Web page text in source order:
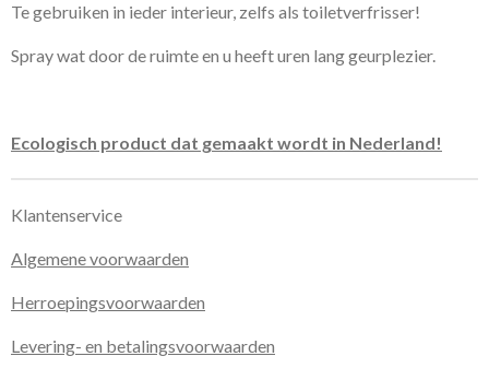
Te gebruiken in ieder interieur, zelfs als toiletverfrisser!
Spray wat door de ruimte en u heeft uren lang geurplezier.
Ecologisch product dat gemaakt wordt in Nederland!
Klantenservice
Algemene voorwaarden
Herroepingsvoorwaarden
Levering- en betalingsvoorwaarden